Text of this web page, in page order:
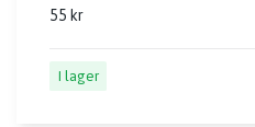
55 kr
I lager